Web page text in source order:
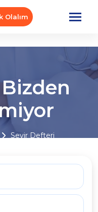
Olalım
Seyir Defteri